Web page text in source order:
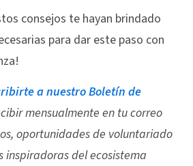
consejos te hayan brindado
para dar este paso con
a nuestro Boletín de
mensualmente en tu correo
oportunidades de voluntariado
inspiradoras del ecosistema